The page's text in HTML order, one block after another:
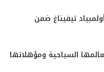
ت
ر
k
س
ب
تيفيناغ ضمن
السياحية ومؤهلاتها